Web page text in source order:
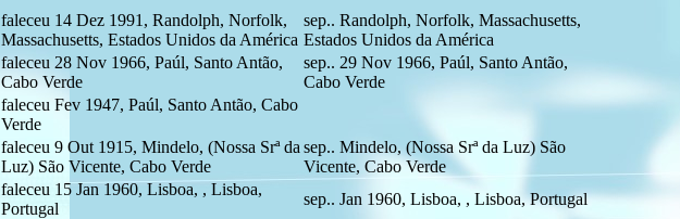
faleceu 14 Dez 1991, Randolph, Norfolk,
Massachusetts, Estados Unidos da América
sep.. Randolph, Norfolk, Massachusetts,
Estados Unidos da América
faleceu 28 Nov 1966, Paúl, Santo Antão,
Cabo Verde
sep.. 29 Nov 1966, Paúl, Santo Antão,
Cabo Verde
faleceu Fev 1947, Paúl, Santo Antão, Cabo
Verde
faleceu 9 Out 1915, Mindelo, (Nossa Srª da
Luz) São Vicente, Cabo Verde
sep.. Mindelo, (Nossa Srª da Luz) São
Vicente, Cabo Verde
faleceu 15 Jan 1960, Lisboa, , Lisboa,
Portugal
sep.. Jan 1960, Lisboa, , Lisboa, Portugal